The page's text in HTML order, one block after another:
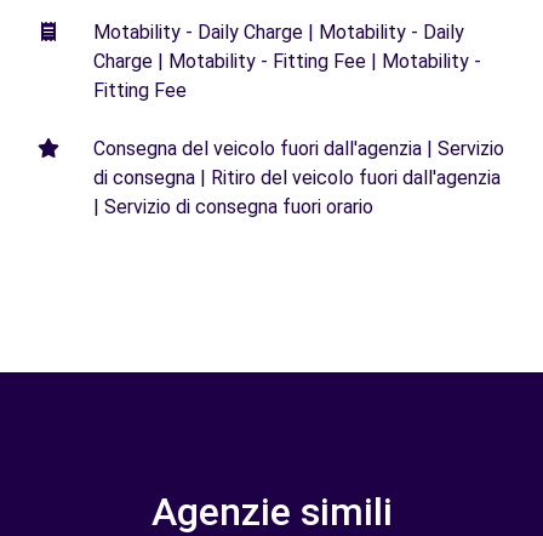
Motability - Daily Charge | Motability - Daily
Charge | Motability - Fitting Fee | Motability -
Fitting Fee
Consegna del veicolo fuori dall'agenzia | Servizio
di consegna | Ritiro del veicolo fuori dall'agenzia
| Servizio di consegna fuori orario
Agenzie simili